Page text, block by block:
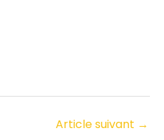
Article suivant →